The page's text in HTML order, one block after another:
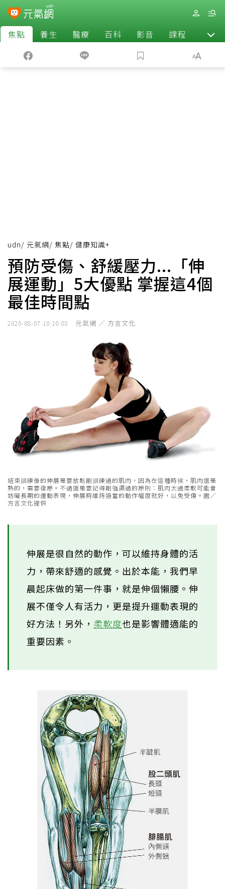
焦點 養生 醫療 百科 影音 課程 退休
udn/ 元氣網/ 焦點/ 健康知識+
預防受傷、舒緩壓力...「伸
展運動」5大優點 掌握這4個
最佳時間點
2020-08-07 10:10:00 元氣網 ／ 方言文化
結束訓練後的伸展是要放鬆剛訓練過的肌肉，因為在這種時候，肌肉還是
熱的，需要復原。不過還是要記得剛強調過的原則：肌肉太過柔軟可能會
妨礙長期的運動表現，伸展時維持適當的動作幅度就好，以免受傷。圖／
方言文化提供
伸展是很自然的動作，可以維持身體的活
力，帶來舒適的感覺。出於本能，我們早
晨起床做的第一件事，就是伸個懶腰。伸
展不僅令人有活力，更是提升運動表現的
好方法！另外， 柔軟度也是影響體適能的
重要因素。